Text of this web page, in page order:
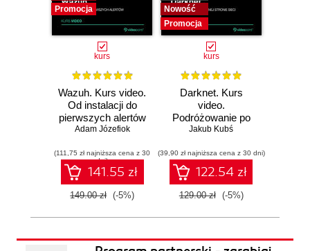
Promocja
kurs
Wazuh. Kurs video.
Od instalacji do
pierwszych alertów
Adam Józefiok
(111,75 zł najniższa cena z 30
dni)
141.55 zł
149.00 zł (-5%)
Nowość
Promocja
kurs
Darknet. Kurs
video.
Podróżowanie po
ciemnej stronie
Jakub Kubś
(39,90 zł najniższa cena z 30 dni)
122.54 zł
129.00 zł (-5%)